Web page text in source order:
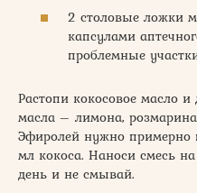
2 столовые ложки
капсулами
проблемные
Растопи кокосовое масло
масла – лимона,
Эфиролей нужно
мл кокоса. Наноси смесь
день и не смывай.